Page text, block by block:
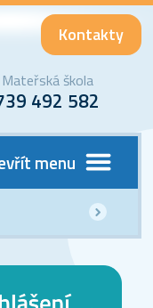
Kontakty
Mateřská škola
492 582
menu